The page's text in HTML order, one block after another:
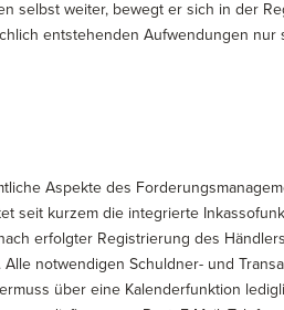
selbst weiter, bewegt er sich in der
entstehenden Aufwendungen nur
Aspekte des
seit kurzem die integrierte
erfolgter Registrierung des
notwendigen Schuldner- und
über eine Kalenderfunktion